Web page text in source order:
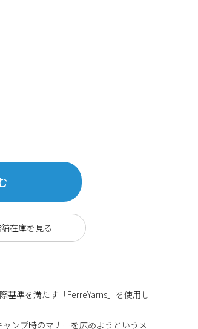
基準を満たす「FerreYarns」を使用し
ンプ時のマナーを広めようというメ